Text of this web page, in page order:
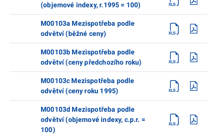
(objemové indexy, r.1995 = 100)
M00103a Mezispotřeba podle
odvětví (běžné ceny)
M00103b Mezispotřeba podle
odvětví (ceny předchozího roku)
M00103c Mezispotřeba podle
odvětví (ceny roku 1995)
M00103d Mezispotřeba podle
odvětví (objemové indexy, c.p.r. =
100)